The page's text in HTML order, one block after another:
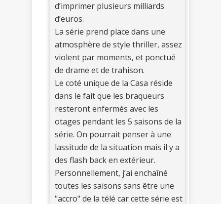
d’imprimer plusieurs milliards
d’euros.
La série prend place dans une
atmosphère de style thriller, assez
violent par moments, et ponctué
de drame et de trahison.
Le coté unique de la Casa réside
dans le fait que les braqueurs
resteront enfermés avec les
otages pendant les 5 saisons de la
série. On pourrait penser à une
lassitude de la situation mais il y a
des flash back en extérieur.
Personnellement, j’ai enchaîné
toutes les saisons sans être une
"accro" de la télé car cette série est